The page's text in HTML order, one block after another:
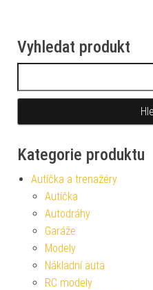
Vyhledat produkt
Kategorie produktu
Autíčka a trenažéry
Autíčka
Autodráhy
Garáže
Modely
Nákladní auta
RC modely